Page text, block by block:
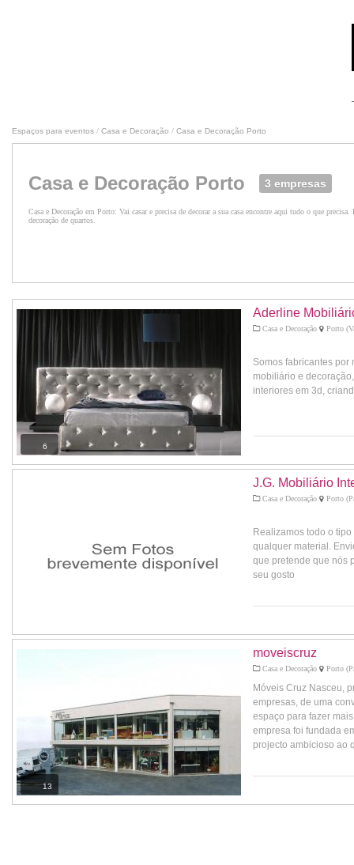
Espaços para eventos / Casa e Decoração / Casa e Decoração Porto
Casa e Decoração Porto 3 empresas
Casa e Decoração em Porto: Vai casar e precisa de decorar a sua casa encontre aqui tudo o que precisa‎.
decoração de quartos.
Aderline
Casa e Decoração Porto
Somos fabricantes por
mobiliário e
interiores em 3d,
6
J.G. Mobiliário
Casa e Decoração Porto
Realizamos todo o
qualquer material.
que pretende que nós
seu gosto
moveiscruz
Casa e Decoração Porto
Móveis Cruz Nasceu,
empresas, de uma
espaço para fazer
empresa foi fundada
projecto ambicioso ao
13